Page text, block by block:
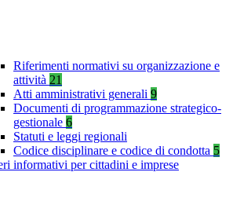
Riferimenti normativi su organizzazione e
attività 21
Atti amministrativi generali 9
Documenti di programmazione strategico-
gestionale 6
Statuti e leggi regionali
Codice disciplinare e codice di condotta 5
informativi per cittadini e imprese